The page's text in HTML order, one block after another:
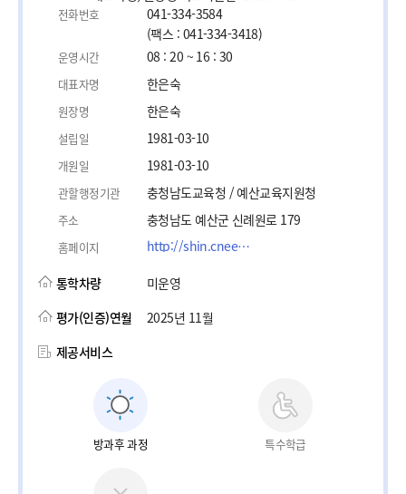
전화번호
041-334-3584
(팩스 : 041-334-3418)
운영시간 08 : 20 ~ 16 : 30
대표자명 한은숙
원장명 한은숙
설립일 1981-03-10
개원일 1981-03-10
관할행정기관 충청남도교육청 / 예산교육지원청
주소 충청남도 예산군 신례원로 179
홈페이지 http://shin.cnees.kr
통학차량
미운영
평가(인증)연월
2025년 11월
제공서비스
방과후 과정 특수학급